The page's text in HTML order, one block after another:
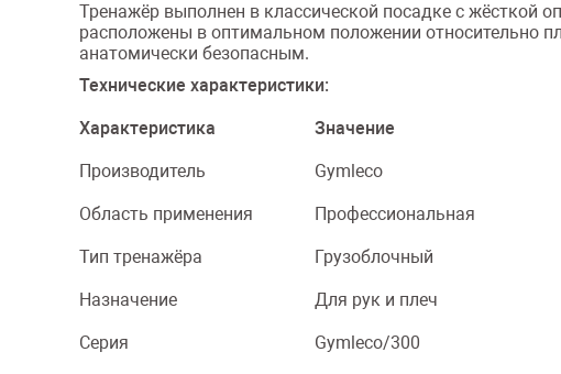
Тренажёр выполнен в классической посадке с жёсткой
расположены в оптимальном положении относительно
анатомически безопасным.
Технические характеристики:
Характеристика Значение
Производитель Gymleco
Область применения Профессиональная
Тип тренажёра Грузоблочный
Назначение Для рук и плеч
Серия Gymleco/300